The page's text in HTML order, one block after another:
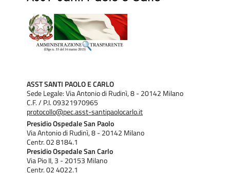
ASST SANTI PAOLO E CARLO
Sede Legale: Via Antonio di Rudinì, 8 - 20142 Milano
C.F. / P.I. 09321970965
protocollo@pec.asst-santipaolocarlo.it
Presidio Ospedale San Paolo
Via Antonio di Rudinì, 8 - 20142 Milano
Centr. 02 8184.1
Presidio Ospedale San Carlo
Via Pio II, 3 - 20153 Milano
Centr. 02 4022.1